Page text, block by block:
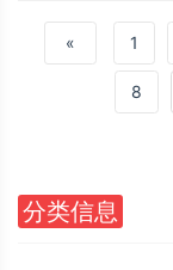
« 1
8
分类信息